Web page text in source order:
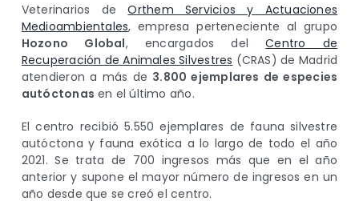
Veterinarios deOrthem Servicios y Actuaciones
Medioambientales, empresa perteneciente al grupo
Hozono Global, encargados delCentro de
Recuperación de Animales Silvestres (CRAS) de Madrid
atendieron a más de 3.800 ejemplares de especies
autóctonas en el último año.
El centro recibió 5.550 ejemplares de fauna silvestre
autóctona y fauna exótica a lo largo de todo el año
2021. Se trata de 700 ingresos más que en el año
anterior y supone el mayor número de ingresos en un
año desde que se creó el centro.